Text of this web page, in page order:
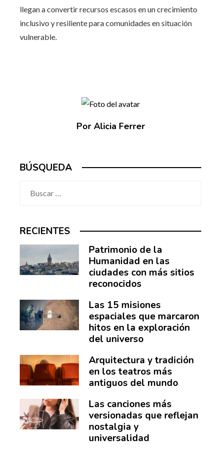
llegan a convertir recursos escasos en un crecimiento
inclusivo y resiliente para comunidades en situación
vulnerable.
Por Alicia Ferrer
BÚSQUEDA
RECIENTES
Patrimonio de la
Humanidad en las
ciudades con más sitios
reconocidos
Las 15 misiones
espaciales que marcaron
hitos en la exploración
del universo
Arquitectura y tradición
en los teatros más
antiguos del mundo
Las canciones más
versionadas que reflejan
nostalgia y
universalidad